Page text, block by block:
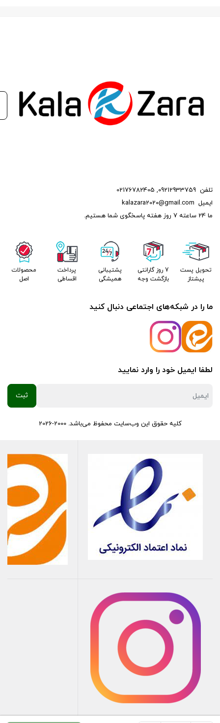
تلفن 09212933759
,
02176782405
ایمیل kalazara2020@gmail.com
ما 24 ساعته 7 روز هفته پاسخگوی شما هستیم.
تحویل پست
پیشتاز
7 روز گارانتی
بازگشت وجه
پشتیبانی
همیشگی
پرداخت
اقساطی
محصولات
اصل
ما را در شبکه‌های اجتماعی دنبال کنید
لطفا ایمیل خود را وارد نمایید
کلیه حقوق این وب‌سایت محفوظ می‌باشد. 2000-2026